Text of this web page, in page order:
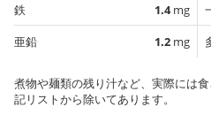
鉄
1.4mg
亜鉛
1.2 mg
煮物や麺類の残り汁など、実際には
記リストから除いてあります。